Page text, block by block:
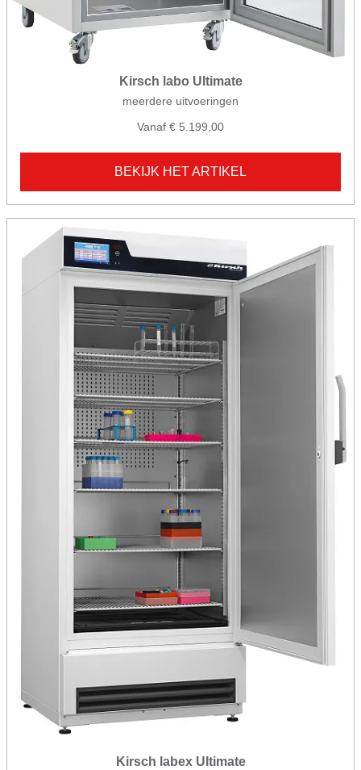
Kirsch labo Ultimate
meerdere uitvoeringen
Vanaf € 5.199,00
BEKIJK HET ARTIKEL
Kirsch labex Ultimate